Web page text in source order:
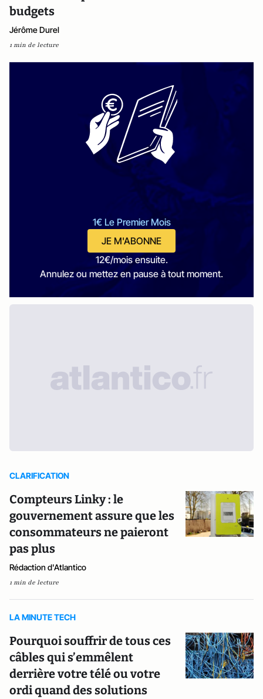
budgets
Jérôme Durel
1 min de lecture
1€ Le Premier Mois
JE M'ABONNE
12€/mois ensuite.
Annulez ou mettez en pause à tout moment.
CLARIFICATION
Compteurs Linky : le
gouvernement assure que les
consommateurs ne paieront
pas plus
Rédaction d'Atlantico
1 min de lecture
LA MINUTE TECH
Pourquoi souffrir de tous ces
câbles qui s’emmêlent
derrière votre télé ou votre
ordi quand des solutions